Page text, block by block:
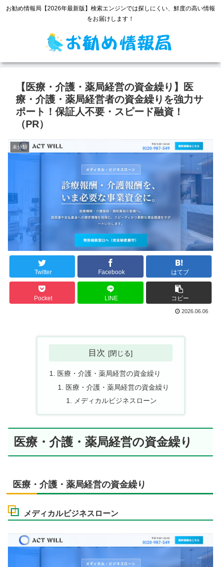
お勧め情報局【2026年最新版】検索エンジンでは探しにくい、鮮度の高い情報
をお届けします！
【医療・介護・薬局経営の資金繰り】医
療・介護・薬局経営者の資金繰りを強力サ
ポート！保証人不要・スピード融資！
（PR）
未分類
Twitter Facebook はてブ
Pocket LINE コピー
2026.06.06
目次
医療・介護・薬局経営の資金繰り
医療・介護・薬局経営の資金繰り
メディカルビジネスローン
医療・介護・薬局経営の資金繰り
医療・介護・薬局経営の資金繰り
メディカルビジネスローン